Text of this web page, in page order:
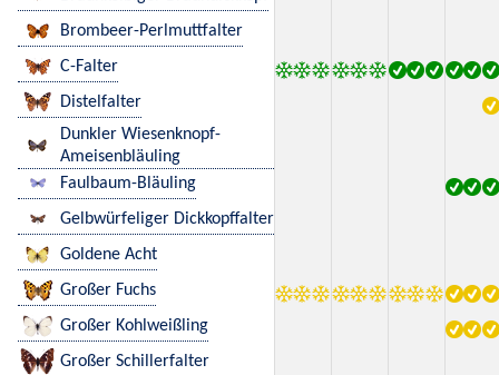
Brombeer-Perlmuttfalter
C-Falter
Distelfalter
Dunkler Wiesenknopf-
Ameisenbläuling
Faulbaum-Bläuling
Gelbwürfeliger Dickkopffalter
Goldene Acht
Großer Fuchs
Großer Kohlweißling
Großer Schillerfalter